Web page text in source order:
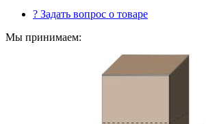
? Задать вопрос о товаре
Мы принимаем: